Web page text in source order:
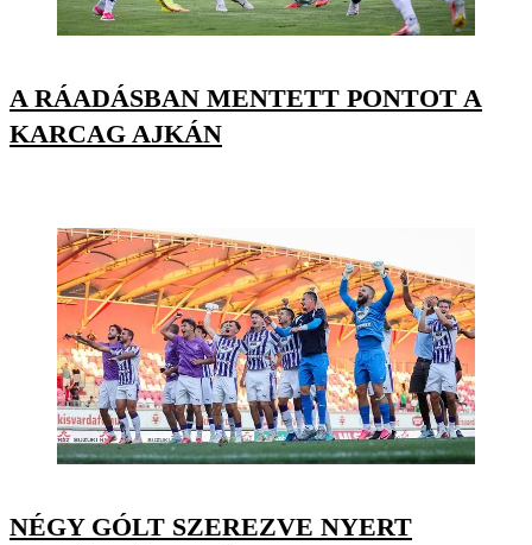
A RÁADÁSBAN MENTETT PONTOT A
KARCAG AJKÁN
NÉGY GÓLT SZEREZVE NYERT